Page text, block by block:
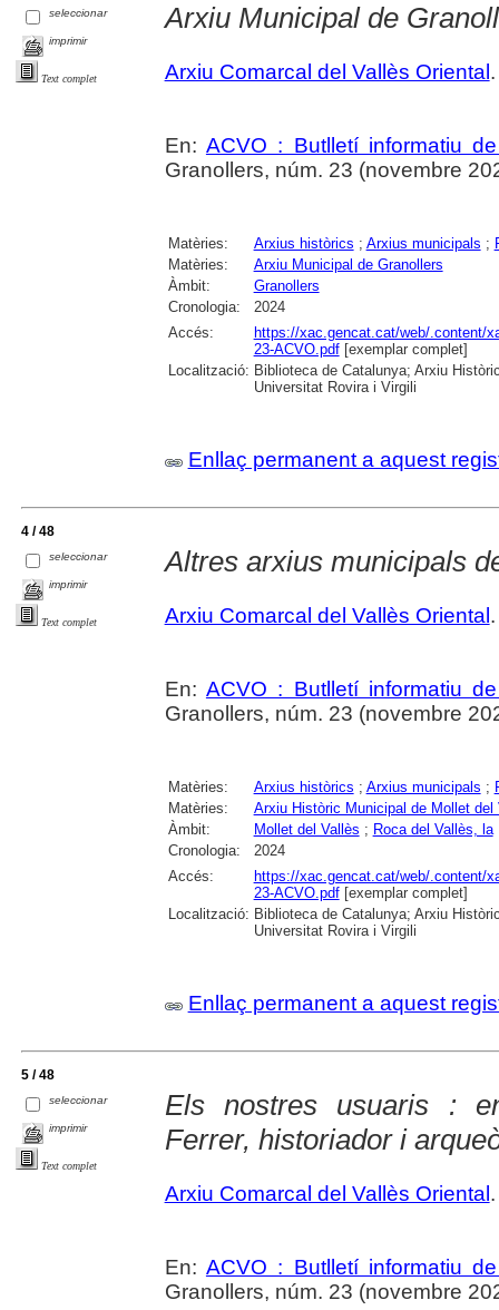
seleccionar
imprimir
Text complet
Arxiu Municipal de
Arxiu Comarcal del Vallès Oriental .
En: ACVO : Butlletí informatiu
Granollers, núm. 23 (novembre
Matèries: Arxius històrics ; Arxius municipals ;
Matèries:
Arxiu Municipal de Granollers
Àmbit:
Granollers
Cronologia:
2024
Accés:
https://xac.gencat.cat/web/.content/
23-ACVO.pdf[exemplar complet]
Localització: Biblioteca de Catalunya; Arxiu
Universitat Rovira i Virgili
Enllaç permanent a aquest
4 / 48
seleccionar
imprimir
Text complet
Altres arxius municipals
Arxiu Comarcal del Vallès Oriental .
En: ACVO : Butlletí informatiu
Granollers, núm. 23 (novembre
Matèries: Arxius històrics ; Arxius municipals ;
Matèries:
Arxiu Històric Municipal de Mollet del
Àmbit:
Mollet del Vallès ; Roca del Vallès, la
Cronologia:
2024
Accés:
https://xac.gencat.cat/web/.content/
23-ACVO.pdf[exemplar complet]
Localització: Biblioteca de Catalunya; Arxiu
Universitat Rovira i Virgili
Enllaç permanent a aquest
5 / 48
seleccionar
imprimir
Text complet
Els nostres usuaris :
Ferrer, historiador i
Arxiu Comarcal del Vallès Oriental .
En: ACVO : Butlletí informatiu
Granollers, núm. 23 (novembre